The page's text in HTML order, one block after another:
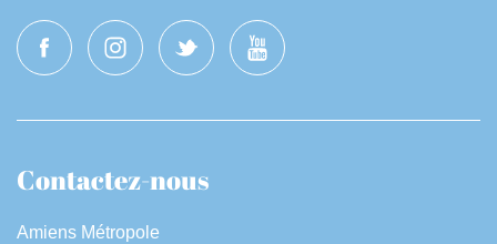
Contactez-nous
Amiens Métropole